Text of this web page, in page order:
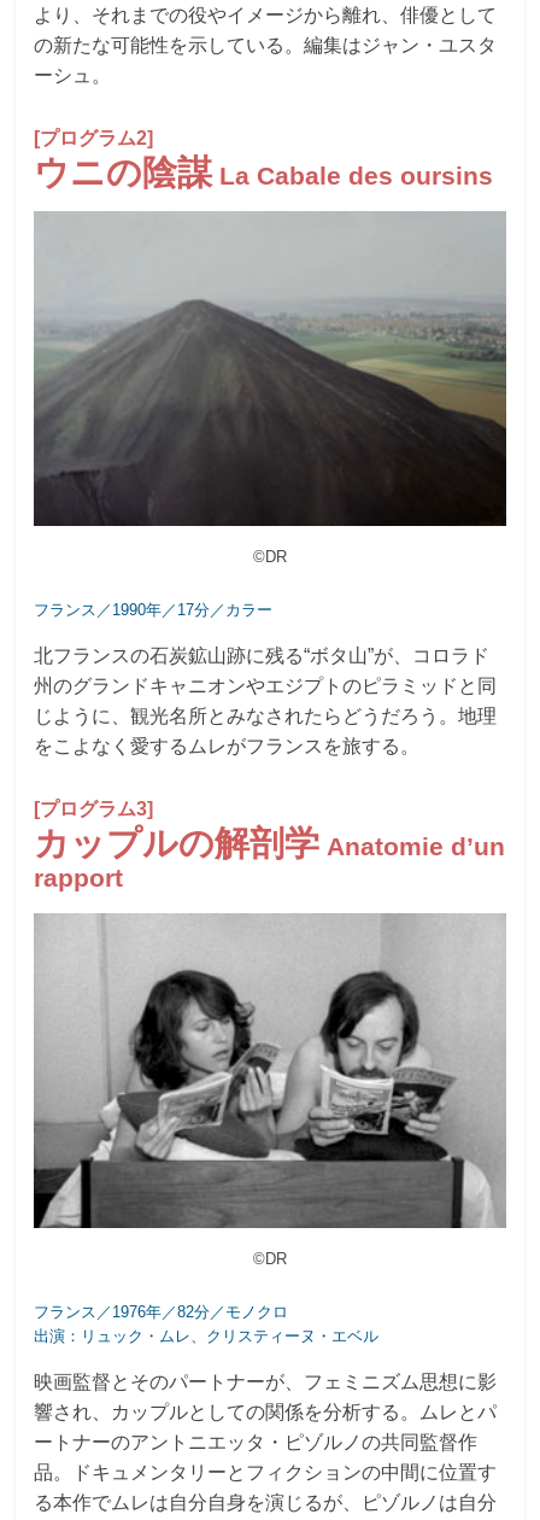
より、それまでの役やイメージから離れ、俳優として
の新たな可能性を示している。編集はジャン・ユスタ
ーシュ。
[プログラム2]
ウニの陰謀 La Cabale des oursins
©DR
フランス／1990年／17分／カラー
北フランスの石炭鉱山跡に残る“ボタ山”が、コロラド
州のグランドキャニオンやエジプトのピラミッドと同
じように、観光名所とみなされたらどうだろう。地理
をこよなく愛するムレがフランスを旅する。
[プログラム3]
カップルの解剖学 Anatomie d’un
rapport
©DR
フランス／1976年／82分／モノクロ
出演：リュック・ムレ、クリスティーヌ・エベル
映画監督とそのパートナーが、フェミニズム思想に影
響され、カップルとしての関係を分析する。ムレとパ
ートナーのアントニエッタ・ピゾルノの共同監督作
品。ドキュメンタリーとフィクションの中間に位置す
る本作でムレは自分自身を演じるが、ピゾルノは自分